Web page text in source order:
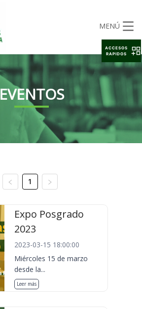
MENÚ
EVENTOS
1
Expo Posgrado
2023
2023-03-15 18:00:00
Miércoles 15 de marzo
desde la...
Leer más
ACCESOS
RAPIDOS